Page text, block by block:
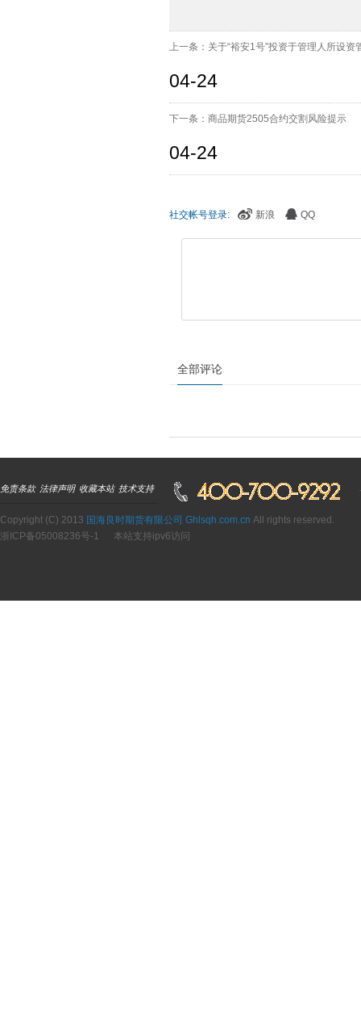
上一条：关于“裕安1号”投资于管理人所设资
04-24
下一条：商品期货2505合约交割风险提示
04-24
社交帐号登录: 新浪 QQ
全部评论
免责条款 法律声明 收藏本站 技术支持
Copyright (C) 2013 国海良时期货有限公司 Ghlsqh.com.cn All rights reserved.
浙ICP备05008236号-1 本站支持ipv6访问